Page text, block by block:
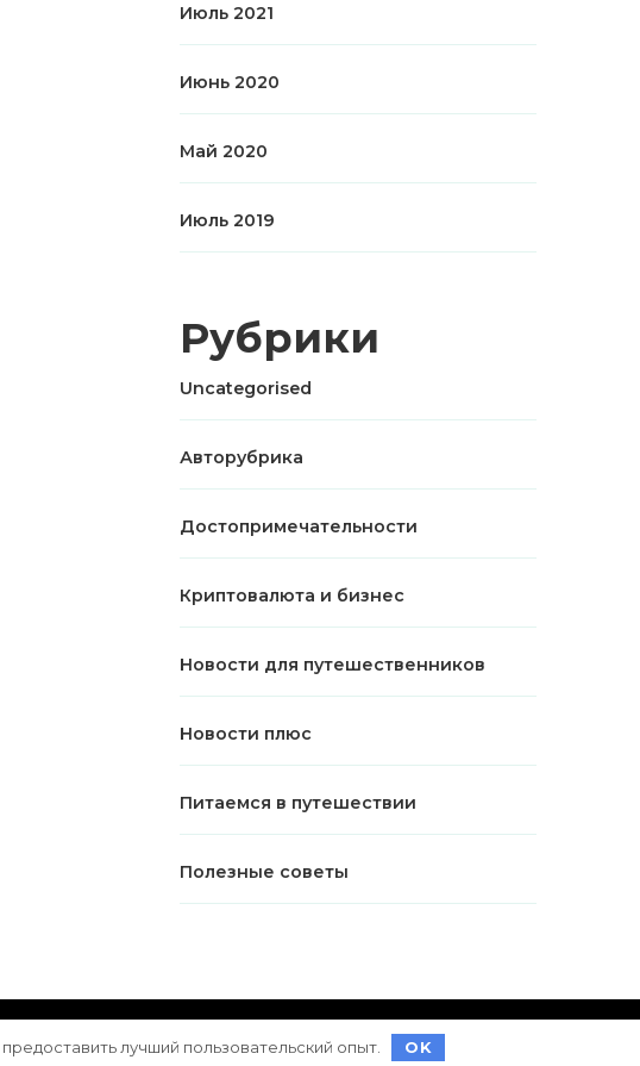
Июль 2021
Июнь 2020
Май 2020
Июль 2019
Рубрики
Uncategorised
Авторубрика
Достопримечательности
Криптовалюта и бизнес
Новости для путешественников
Новости плюс
Питаемся в путешествии
Полезные советы
WordPress
лучший пользовательский опыт. OK